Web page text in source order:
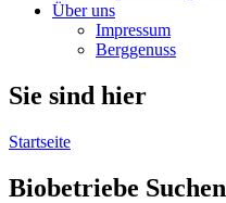
Über uns
Impressum
Berggenuss
Sie sind hier
Startseite
Biobetriebe Suchen